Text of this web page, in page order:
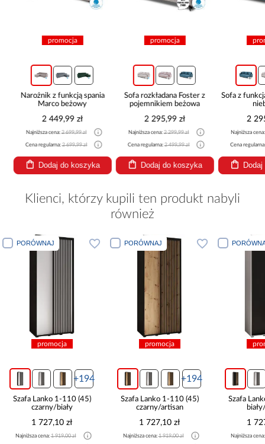
promocja
Narożnik z funkcją spania
Marco beżowy
2 449,99 zł
Najniższa cena:2 699,99 zł
Cena regularna:2 699,99 zł
Dodaj do koszyka
promocja
Sofa rozkładana Foster z
pojemnikiem beżowa
2 295,99 zł
Najniższa cena:2 299,99 zł
Cena regularna:2 499,99 zł
Dodaj do koszyka
Sofa z
2
Najniższa
Cena
Klienci, którzy kupili ten produkt nabyli
również
PORÓWNAJ
promocja
+194
Szafa Lanko 1-110 (45)
czarny/artisan
1 727,10 zł
Najniższa cena:1 919,00 zł
PORÓWNAJ
promocja
+194
Szafa Lanko 1-110 (45)
biały/czarny
1 727,10 zł
Najniższa cena:1 919,00 zł